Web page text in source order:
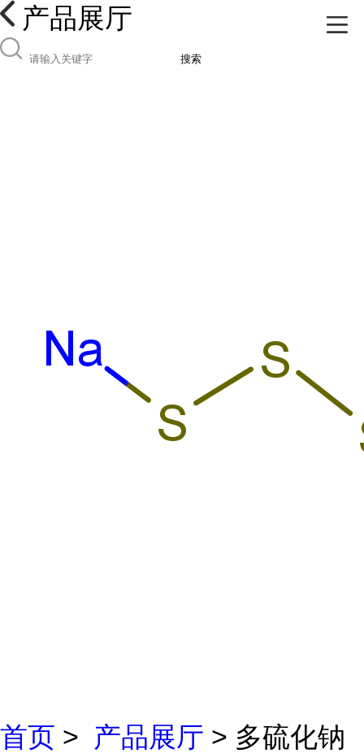
产品展厅
搜索
首页 > 产品展厅 > 多硫化钠